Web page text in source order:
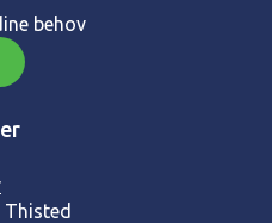
behov
Thisted